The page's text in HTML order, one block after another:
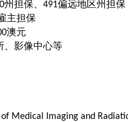
州担保、 491偏远地区州担保
主担保
澳元
、影像中心等
Medical Imaging and